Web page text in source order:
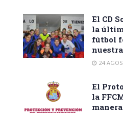
El CD
la
fútbol
24
El
la